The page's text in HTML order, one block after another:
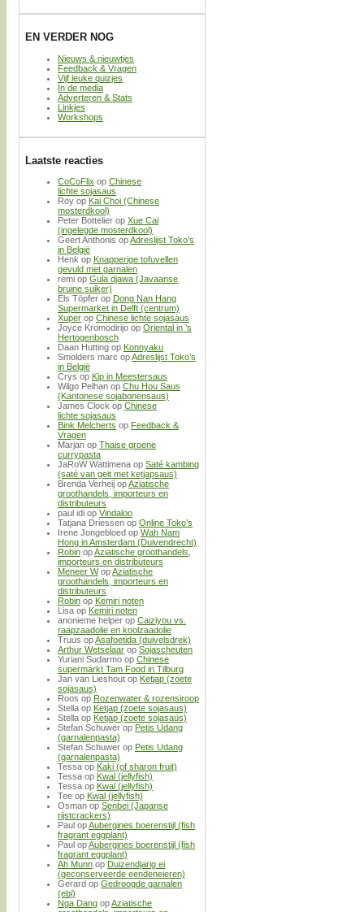
EN VERDER NOG
Nieuws & nieuwtjes
Feedback & Vragen
Vijf leuke quizjes
In de media
Adverteren & Stats
Linkjes
Workshops
Laatste reacties
CoCoFlix op Chinese
lichte sojasaus
Roy op Kai Choi (Chinese
mosterdkool)
Peter Bottelier op Xue Cai
(ingelegde mosterdkool)
Geert Anthonis opAdreslijst Toko’s
in België
Henk op Knapperige tofuvellen
gevuld met garnalen
remi op Gula djawa (Javaanse
bruine suiker)
Els Töpfer op Dong Nan Hang
Supermarket in Delft (centrum)
Xuper op Chinese lichte sojasaus
Joyce Kromodirijo op Oriental in ’s
Hertogenbosch
Daan Hutting op Konnyaku
Smolders marc opAdreslijst Toko’s
in België
Crys op Kip in Meestersaus
Wilgo Pelhan op Chu Hou Saus
(Kantonese sojabonensaus)
James Clock op Chinese
lichte sojasaus
Bink Melcherts op Feedback &
Vragen
Marjan op Thaise groene
currypasta
JaRoW Wattimena op Saté kambing
(saté van geit met ketjapsaus)
Brenda Verheij opAziatische
groothandels, importeurs en
distributeurs
paul idi op Vindaloo
Tatjana Driessen op Online Toko’s
Irene Jongebloed op Wah Nam
Hong in Amsterdam (Duivendrecht)
Robin opAziatische groothandels,
importeurs en distributeurs
Meneer WopAziatische
groothandels, importeurs en
distributeurs
Robin op Kemiri noten
Lisa op Kemiri noten
anonieme helper op Caiziyou vs.
raapzaadolie en koolzaadolie
Truus opAsafoetida (duivelsdrek)
Arthur Wetselaar op Sojascheuten
Yuriani Sudarmo op Chinese
supermarkt Tam Food in Tilburg
Jan van Lieshout op Ketjap (zoete
sojasaus)
Roos op Rozenwater & rozensiroop
Stella op Ketjap (zoete sojasaus)
Stella op Ketjap (zoete sojasaus)
Stefan Schuwer op Petis Udang
(garnalenpasta)
Stefan Schuwer op Petis Udang
(garnalenpasta)
Tessa op Kaki (of sharon fruit)
Tessa op Kwal (jellyfish)
Tessa op Kwal (jellyfish)
Tee op Kwal (jellyfish)
Osman op Senbei (Japanse
rijstcrackers)
Paul opAubergines boerenstijl (fish
fragrant eggplant)
Paul opAubergines boerenstijl (fish
fragrant eggplant)
Ah Munn op Duizendjarig ei
(geconserveerde eendeneieren)
Gerard op Gedroogde garnalen
(ebi)
Nga Dang opAziatische